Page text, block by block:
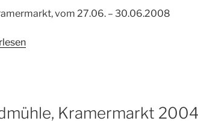
vom 27.06. – 30.06.2008
Kramermarkt 2004